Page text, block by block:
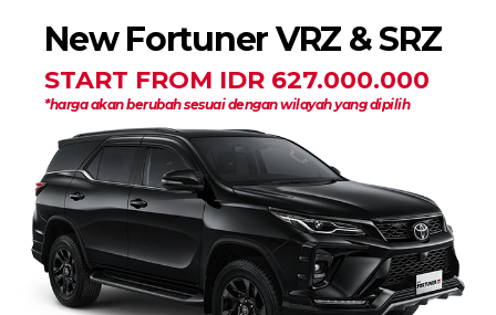
New Fortuner VRZ & SRZ
START FROM IDR 627.000.000
*harga akan berubah sesuai dengan wilayah yang dipilih